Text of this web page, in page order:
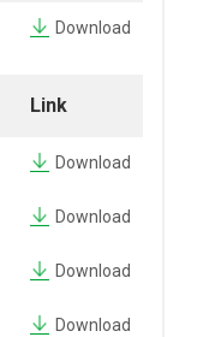
Download
Link
Download
Download
Download
Download